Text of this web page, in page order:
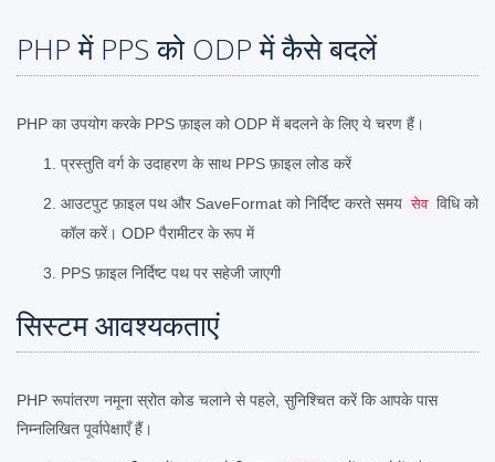
PHP में PPS को ODP में कैसे बदलें
PHP का उपयोग करके PPS फ़ाइल को ODP में बदलने के लिए ये चरण हैं।
प्रस्तुति वर्ग के उदाहरण के साथ PPS फ़ाइल लोड करें
आउटपुट फ़ाइल पथ और SaveFormat को निर्दिष्ट करते समय सेव विधि को
कॉल करें। ODP पैरामीटर के रूप में
PPS फ़ाइल निर्दिष्ट पथ पर सहेजी जाएगी
सिस्टम आवश्यकताएं
PHP रूपांतरण नमूना स्रोत कोड चलाने से पहले, सुनिश्चित करें कि आपके पास
निम्नलिखित पूर्वापेक्षाएँ हैं।